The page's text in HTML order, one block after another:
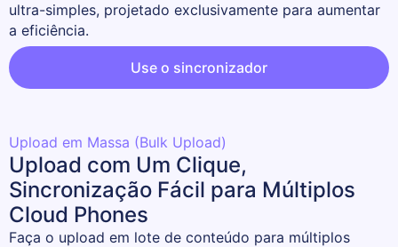
ultra-simples, projetado exclusivamente para aumentar
a eficiência.
Use o sincronizador
Upload em Massa (Bulk Upload)
Upload com Um Clique,
Sincronização Fácil para Múltiplos
Cloud Phones
Faça o upload em lote de conteúdo para múltiplos